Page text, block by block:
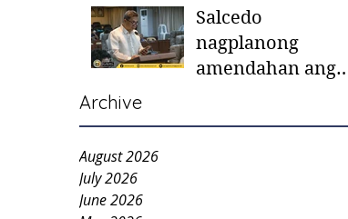
mother-to-mother
support groups,
first 1,000 days
Salcedo
nagplanong
amendahan ang
Archive
August 2026
July 2026
June 2026